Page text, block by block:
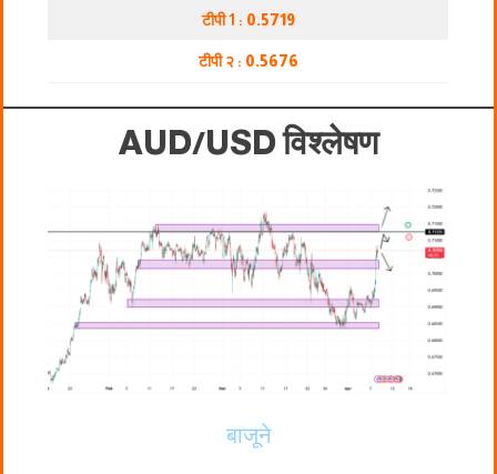
टीपी 1 : 0.5719
टीपी २ : 0.5676
AUD/USD विश्लेषण
बाजूने